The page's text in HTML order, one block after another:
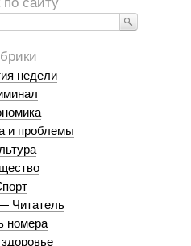
недели
и проблемы
Читатель
номера